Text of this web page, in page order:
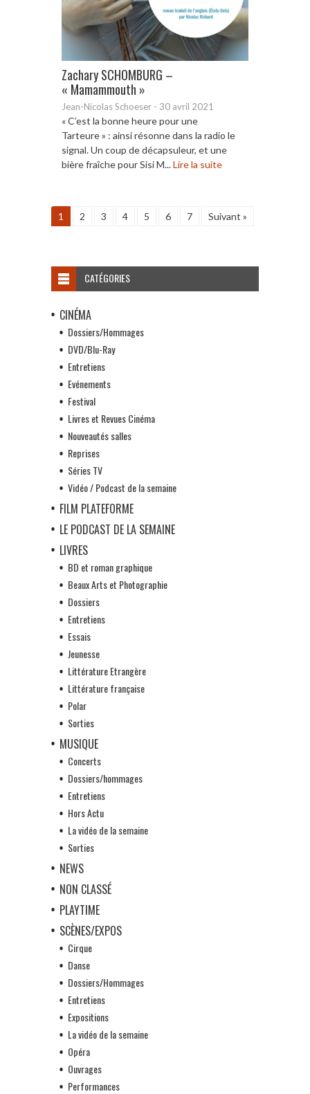
Zachary SCHOMBURG –
« Mamammouth »
Jean-Nicolas Schoeser - 30 avril 2021
« C’est la bonne heure pour une
Tarteure » : ainsi résonne dans la radio le
signal. Un coup de décapsuleur, et une
bière fraîche pour Sisi M...Lire la suite
1 2 3 4 5 6 7 Suivant »
CATÉGORIES
CINÉMA
Dossiers/Hommages
DVD/Blu-Ray
Entretiens
Evénements
Festival
Livres et Revues Cinéma
Nouveautés salles
Reprises
Séries TV
Vidéo / Podcast de la semaine
FILM PLATEFORME
LE PODCAST DE LA SEMAINE
LIVRES
BD et roman graphique
Beaux Arts et Photographie
Dossiers
Entretiens
Essais
Jeunesse
Littérature Etrangère
Littérature française
Polar
Sorties
MUSIQUE
Concerts
Dossiers/hommages
Entretiens
Hors Actu
La vidéo de la semaine
Sorties
NEWS
NON CLASSÉ
PLAYTIME
SCÈNES/EXPOS
Cirque
Danse
Dossiers/Hommages
Entretiens
Expositions
La vidéo de la semaine
Opéra
Ouvrages
Performances